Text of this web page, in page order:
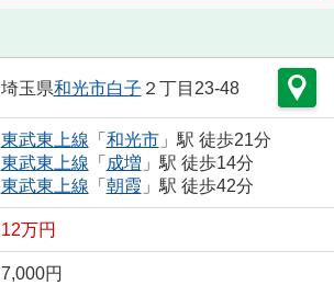
埼玉県和光市白子 ２丁目23-48
東武東上線 「 和光市」駅 徒歩21分
東武東上線 「 成増 」駅 徒歩14分
東武東上線 「 朝霞 」駅 徒歩42分
12万円
7,000円